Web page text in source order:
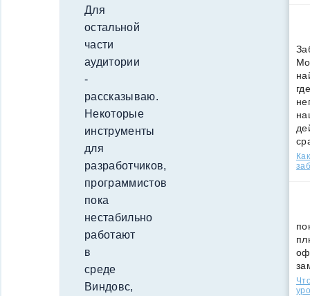
Для
остальной
части
аудитории
-
рассказываю.
Некоторые
инструменты
для
разработчиков,
программистов
пока
нестабильно
работают
в
среде
Виндовс,